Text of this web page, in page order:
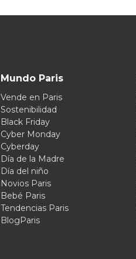
Mundo Paris
Vende en Paris
Sostenibilidad
Black Friday
Cyber Monday
Cyberday
Día de la Madre
Día del niño
Novios Paris
Bebé Paris
Tendencias Paris
BlogParis